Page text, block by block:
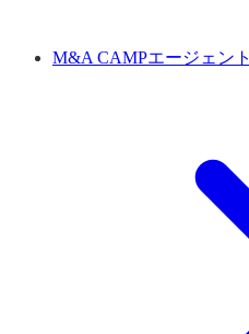
M&A CAMPエージェント